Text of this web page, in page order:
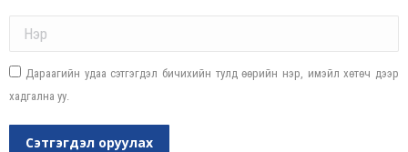
Дараагийн удаа сэтгэгдэл бичихийн тулд өөрийн нэр, имэйл хөтөч дээр
хадгална уу.
Сэтгэгдэл оруулах